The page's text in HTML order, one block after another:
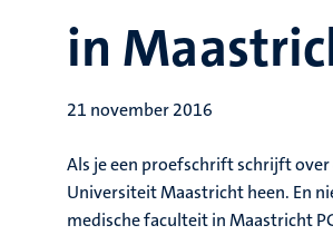
in
21 november 2016
Als je een proefschrift schrijft
Universiteit Maastricht heen. En
medische faculteit in Maastricht